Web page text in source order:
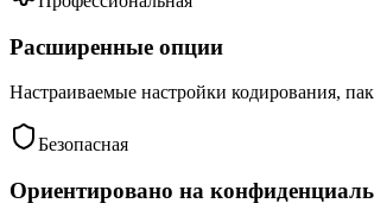
Расширенные опции
Настраиваемые настройки кодирования,
Безопасная
Ориентировано на